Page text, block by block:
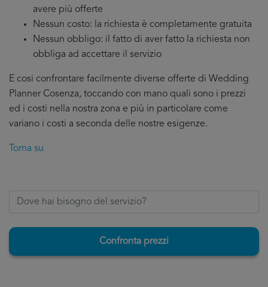
avere più offerte
Nessun costo: la richiesta è completamente gratuita
Nessun obbligo: il fatto di aver fatto la richiesta non
obbliga ad accettare il servizio
E cosi confrontare facilmente diverse offerte di Wedding
Planner Cosenza, toccando con mano quali sono i prezzi
ed i costi nella nostra zona e più in particolare come
variano i costi a seconda delle nostre esigenze.
Torna su
Confronta prezzi